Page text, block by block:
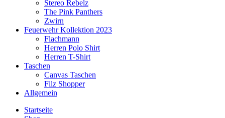
Stereo Rebelz
The Pink Panthers
Zwirn
Feuerwehr Kollektion 2023
Flachmann
Herren Polo Shirt
Herren T-Shirt
Taschen
Canvas Taschen
Filz Shopper
Allgemein
Startseite